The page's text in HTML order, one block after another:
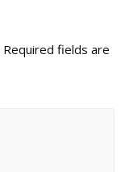
Required fields are